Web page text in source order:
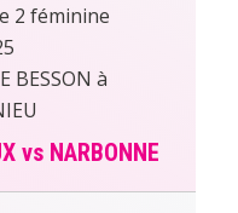
2 féminine
BESSON à
vs NARBONNE